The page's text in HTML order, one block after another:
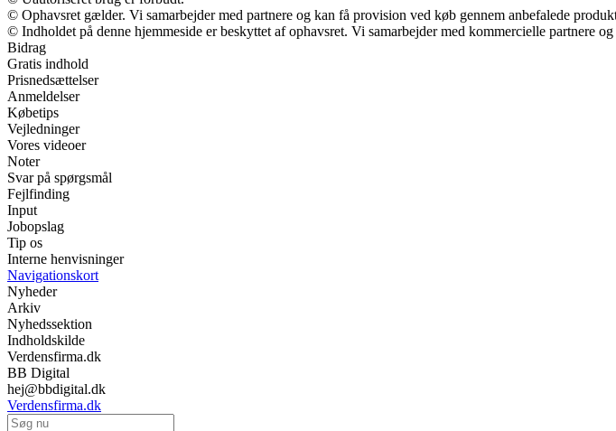
© Ophavsret gælder. Vi samarbejder med partnere og kan få provision ved køb gennem anbefalede
© Indholdet på denne hjemmeside er beskyttet af ophavsret. Vi samarbejder med kommercielle partnere
Bidrag
Gratis indhold
Prisnedsættelser
Anmeldelser
Købetips
Vejledninger
Vores videoer
Noter
Svar på spørgsmål
Fejlfinding
Input
Jobopslag
Tip os
Interne henvisninger
Navigationskort
Nyheder
Arkiv
Nyhedssektion
Indholdskilde
Verdensfirma.dk
BB Digital
hej@bbdigital.dk
Verdensfirma.dk